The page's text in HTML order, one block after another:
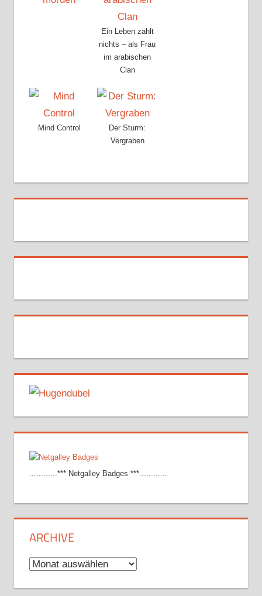
Ein Leben zählt
nichts – als Frau
im arabischen
Clan
Mind Control
Der Sturm:
Vergraben
............*** Netgalley Badges ***............
ARCHIVE
Archive